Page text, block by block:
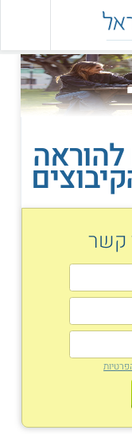
קשר